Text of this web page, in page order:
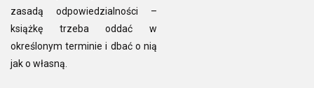
zasadą odpowiedzialności –
książkę trzeba oddać w
określonym terminie i dbać o nią
jak o własną.